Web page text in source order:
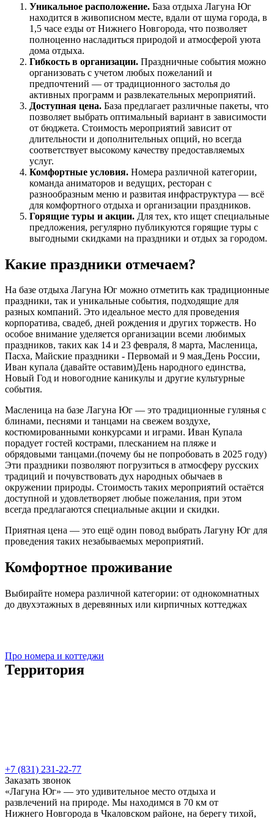
Уникальное расположение. База отдыха Лагуна Юг
находится в живописном месте, вдали от шума города, в
1,5 часе езды от Нижнего Новгорода, что позволяет
полноценно насладиться природой и атмосферой уюта
дома отдыха.
Гибкость в организации. Праздничные события можно
организовать с учетом любых пожеланий и
предпочтений — от традиционного застолья до
активных программ и развлекательных мероприятий.
Доступная цена. База предлагает различные пакеты, что
позволяет выбрать оптимальный вариант в зависимости
от бюджета. Стоимость мероприятий зависит от
длительности и дополнительных опций, но всегда
соответствует высокому качеству предоставляемых
услуг.
Комфортные условия. Номера различной категории,
команда аниматоров и ведущих, ресторан с
разнообразным меню и развитая инфраструктура — всё
для комфортного отдыха и организации праздников.
Горящие туры и акции. Для тех, кто ищет специальные
предложения, регулярно публикуются горящие туры с
выгодными скидками на праздники и отдых за городом.
Какие праздники отмечаем?
На базе отдыха Лагуна Юг можно отметить как традиционные
праздники, так и уникальные события, подходящие для
разных компаний. Это идеальное место для проведения
корпоратива, свадеб, дней рождения и других торжеств. Но
особое внимание уделяется организации всеми любимых
праздников, таких как 14 и 23 февраля, 8 марта, Масленица,
Пасха, Майские праздники - Первомай и 9 мая,День России,
Иван купала (давайте оставим)День народного единства,
Новый Год и новогодние каникулы и другие культурные
события.
Масленица на базе Лагуна Юг — это традиционные гулянья с
блинами, песнями и танцами на свежем воздухе,
костюмированными конкурсами и играми. Иван Купала
порадует гостей кострами, плесканием на пляже и
обрядовыми танцами.(почему бы не попробовать в 2025 году)
Эти праздники позволяют погрузиться в атмосферу русских
традиций и почувствовать дух народных обычаев в
окружении природы. Стоимость таких мероприятий остаётся
доступной и удовлетворяет любые пожелания, при этом
всегда предлагаются специальные акции и скидки.
Приятная цена — это ещё один повод выбрать Лагуну Юг для
проведения таких незабываемых мероприятий.
Комфортное проживание
Выбирайте номера различной категории: от однокомнатных
до двухэтажных в деревянных или кирпичных коттеджах
Про номера и коттеджи
Территория
+7 (831) 231-22-77
Заказать звонок
«Лагуна Юг» — это удивительное место отдыха и
развлечений на природе. Мы находимся в 70 км от
Нижнего Новгорода в Чкаловском районе, на берегу тихой,